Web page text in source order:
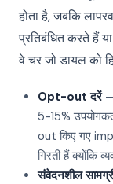
होता है, जबकि
प्रतिबंधित करते हैं
वे चर जो डायल को
Opt-out दरें—
5-15%
out किए गए
गिरती हैं क्योंकि
संवेदनशील